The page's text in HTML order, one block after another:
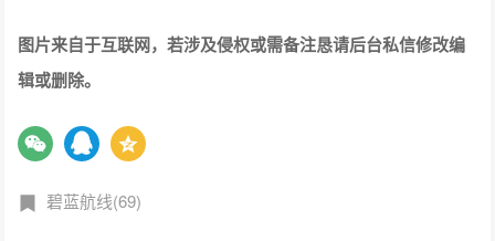
图片来自于互联网，若涉及侵权或需备注恳请后台私信修改编
辑或删除。
碧蓝航线(69)